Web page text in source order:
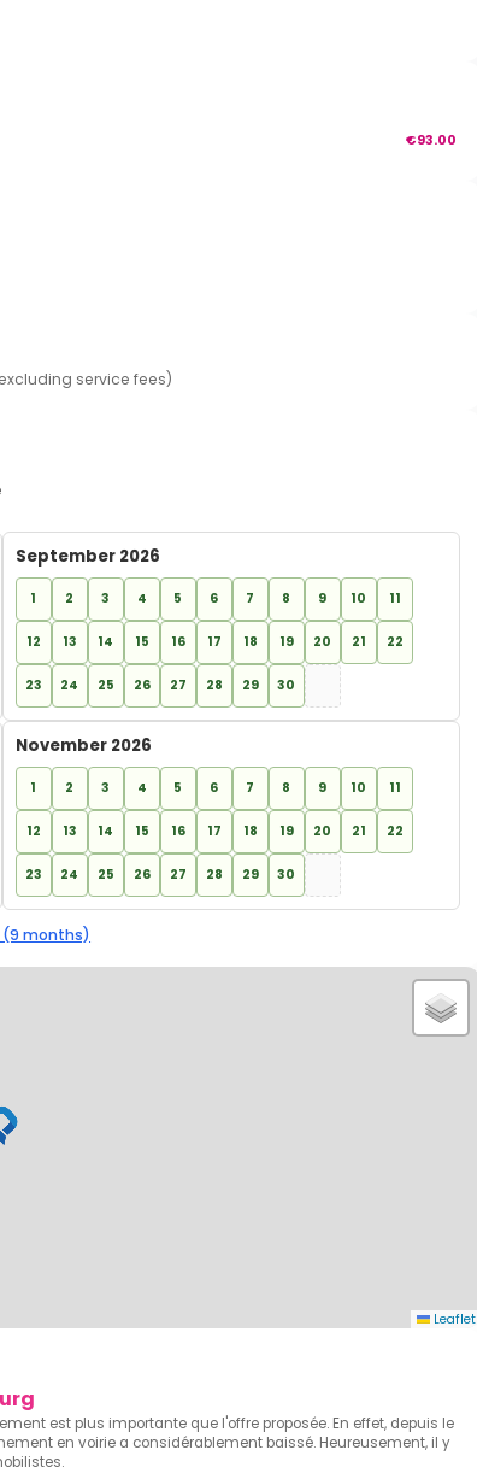
€93.00
service fees)
September 2026
1 2 3 4 5 6 7 8 9 10 11
12 13 14 15 16 17 18 19 20 21 22
23 24 25 26 27 28 29 30
November 2026
1 2 3 4 5 6 7 8 9 10 11
12 13 14 15 16 17 18 19 20 21 22
23 24 25 26 27 28 29 30
(9 months)
Leaflet
est plus importante que l'offre proposée. En effet, depuis le
en voirie a considérablement baissé. Heureusement, il y